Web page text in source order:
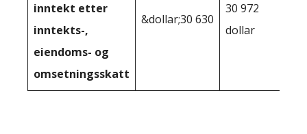
inntekt etter
inntekts-,
eiendoms- og
omsetningsskatt
&dollar;30 630
30 972
dollar